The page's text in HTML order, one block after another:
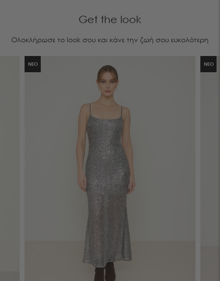
Get the look
Ολοκλήρωσε το look σου και κάνε την ζωή σου ευκολότερη
ΝΕΟ ΝΕΟ